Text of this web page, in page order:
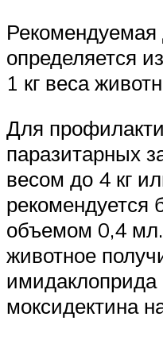
Рекомендуемая
определяется
1 кг веса
Для
паразитарных
весом до 4 кг
рекомендуется
объемом 0,4
животное
имидаклоприда
моксидектина